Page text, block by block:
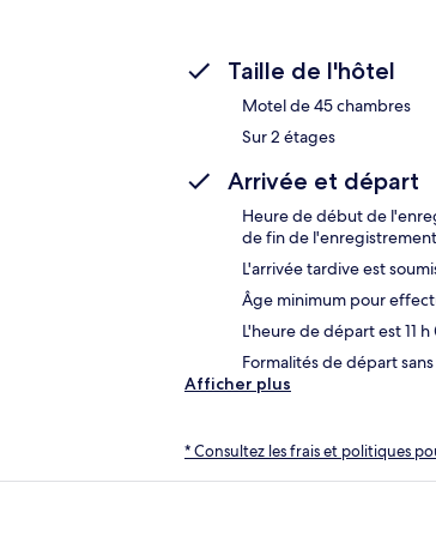
Taille de l'hôtel
Motel de 45 chambres
Sur 2 étages
Arrivée et départ
Heure de début de
de fin de
L'arrivée tardive est
Âge minimum pour
L'heure de départ est 11
Formalités de départ
Afficher plus
* Consultez les frais et politiques